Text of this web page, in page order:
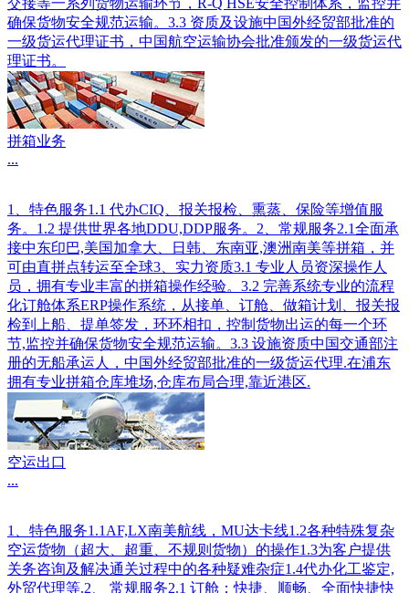
确保货物安全规范运输。3.3 资质及设施中国外经贸部批准的
一级货运代理证书，中国航空运输协会批准颁发的一级货运代
理证书。
拼箱业务
...
1、特色服务1.1 代办CIQ、报关报检、熏蒸、保险等增值服
务。1.2 提供世界各地DDU,DDP服务。2、常规服务2.1全面承
接中东印巴,美国加拿大、日韩、东南亚,澳洲南美等拼箱，并
可由直拼点转运至全球3、实力资质3.1 专业人员资深操作人
员，拥有专业丰富的拼箱操作经验。3.2 完善系统专业的流程
化订舱体系ERP操作系统，从接单、订舱、做箱计划、报关报
检到上船、提单签发，环环相扣，控制货物出运的每一个环
节,监控并确保货物安全规范运输。3.3 设施资质中国交通部注
册的无船承运人，中国外经贸部批准的一级货运代理.在浦东
拥有专业拼箱仓库堆场,仓库布局合理,靠近港区.
空运出口
...
1、特色服务1.1AF,LX南美航线，MU达卡线1.2各种特殊复杂
空运货物（超大、超重、不规则货物）的操作1.3为客户提供
关务咨询及解决通关过程中的各种疑难杂症1.4代办化工鉴定,
外贸代理等.2、 常规服务2.1 订舱：快捷、顺畅、全面快捷快